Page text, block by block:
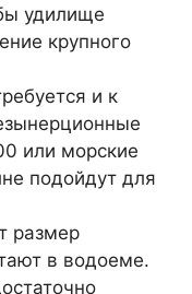
удилище
крупного
и к
или морские
подойдут для
размер
в водоеме.